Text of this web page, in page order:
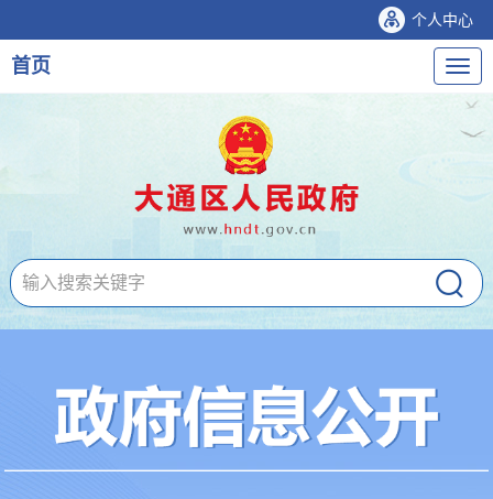
个人中心
导
航
首页